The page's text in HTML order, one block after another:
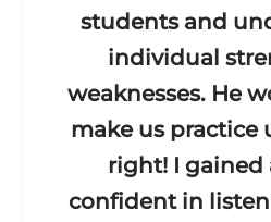
students and
individual
weaknesses. He
make us practice
right! I gained
confident in